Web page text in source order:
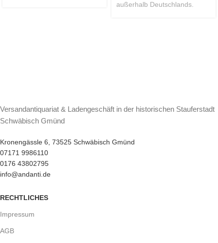
außerhalb Deutschlands.
Versandantiquariat & Ladengeschäft in der historischen Stauferstadt
Schwäbisch Gmünd
Kronengässle 6, 73525 Schwäbisch Gmünd
07171 9986110
0176 43802795
info@andanti.de
RECHTLICHES
Impressum
AGB